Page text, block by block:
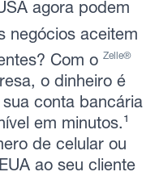
agora podem
negócios aceitem
Com o Zelle®
o dinheiro é
conta bancária
em minutos.¹
de celular ou
ao seu cliente